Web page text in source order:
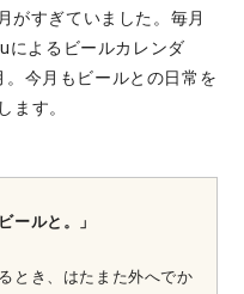
がすぎていました。毎月
よるビールカレンダ
今月もビールとの日常を
ます。
ールと。」
とき、はたまた外へでか